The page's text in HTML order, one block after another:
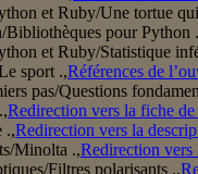
et Ruby/Une tortue
pour Python
et Ruby/Statistique
sport .,Références de
pas/Questions
Redirection vers la fiche de
.,Redirection vers la
Minolta .,Redirection vers
Filtres polarisants .,